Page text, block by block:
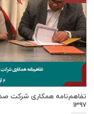
۱۳۹۷